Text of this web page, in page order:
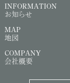
INFORMATION
お知らせ
MAP
地図
COMPANY
会社概要